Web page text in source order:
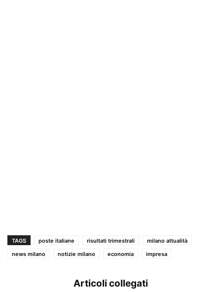
TAGS poste italiane risultati trimestrali
milano attualità
news milano
notizie milano economia impresa
Articoli collegati